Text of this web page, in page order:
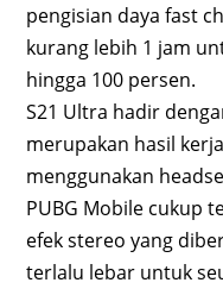
pengisian daya fast
kurang lebih 1 jam
hingga 100 persen.
S21 Ultra hadir
merupakan hasil
menggunakan
PUBG Mobile cukup
efek stereo yang
terlalu lebar untuk